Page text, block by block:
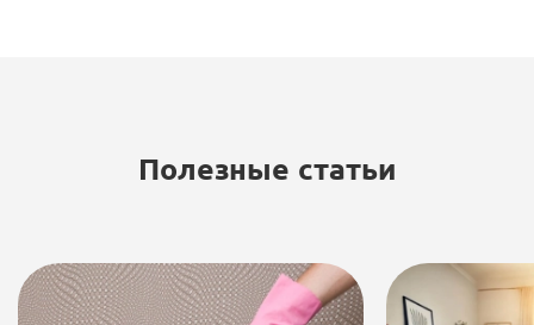
Полезные статьи